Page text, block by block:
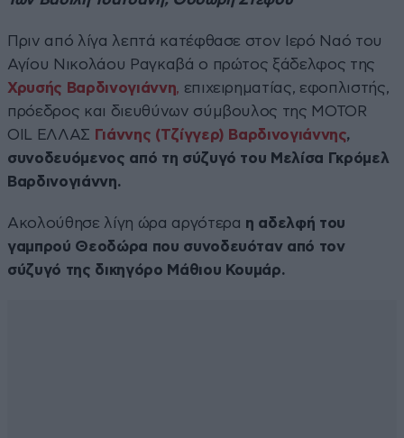
Πριν από λίγα λεπτά κατέφθασε στον Ιερό Ναό του
Αγίου Νικολάου Ραγκαβά ο πρώτος ξάδελφος της
Χρυσής Βαρδινογιάννη, επιχειρηματίας, εφοπλιστής,
πρόεδρος και διευθύνων σύμβουλος της MOTOR
OIL ΕΛΛΑΣ Γιάννης (Τζίγγερ) Βαρδινογιάννης,
συνοδευόμενος από τη σύζυγό του Μελίσα Γκρόμελ
Βαρδινογιάννη.
Ακολούθησε λίγη ώρα αργότερα η αδελφή του
γαμπρού Θεοδώρα που συνοδευόταν από τον
σύζυγό της δικηγόρο Μάθιου Κουμάρ.